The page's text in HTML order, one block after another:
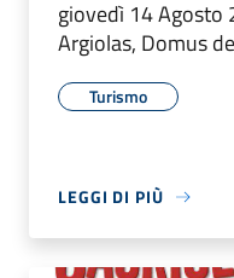
giovedì 14 Agosto
Argiolas, Domus
Turismo
LEGGI DI PIÙ